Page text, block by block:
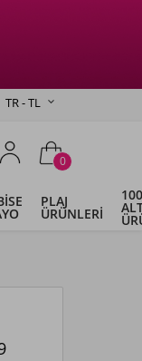
TR - TL
0
PLAJ
ÜRÜNLERİ